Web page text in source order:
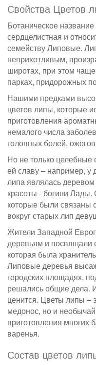
Свойства Цветов
Ботаническое
сердцелистная и
семейству Липовые.
неприхотливым,
широтах, при этом
парках, придорожных
Нашими предками
цветов липы, которые
приготовления
немалого числа
головных болей,
Но не только целебные
ей славу – например, у
липа являлась
красоты - богини
которые были связаны
вокруг старых лип
Жители Западной
деревьям и посвящали
которая была
Липовые деревья
городских площадях,
решались общие дела.
ценится. Цветы липы –
медонос, но и
приготовления многих
варенья.
Состав цветов